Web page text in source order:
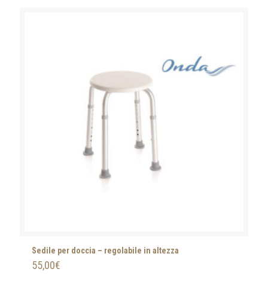
Sedile per doccia – regolabile in altezza
55,00€